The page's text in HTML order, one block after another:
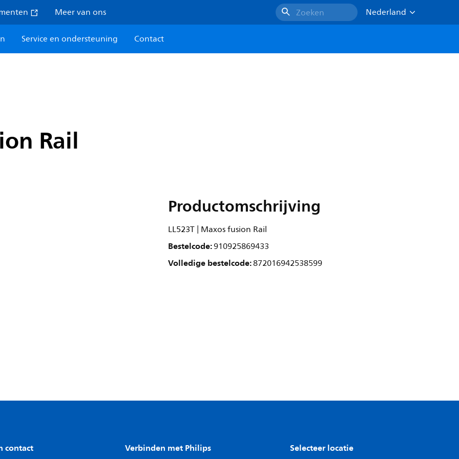
Meer van ons Zoeken
Nederland
Service en ondersteuning Contact
Rail
Productomschrijving
LL523T | Maxos fusion Rail
Bestelcode:910925869433
Volledige bestelcode:872016942538599
contact Verbinden met Philips Selecteer locatie